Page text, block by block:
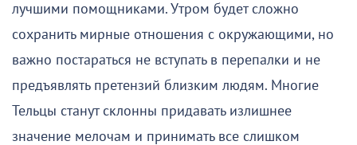
лучшими помощниками. Утром будет сложно
сохранить мирные отношения с окружающими, но
важно постараться не вступать в перепалки и не
предъявлять претензий близким людям. Многие
Тельцы станут склонны придавать излишнее
значение мелочам и принимать все слишком